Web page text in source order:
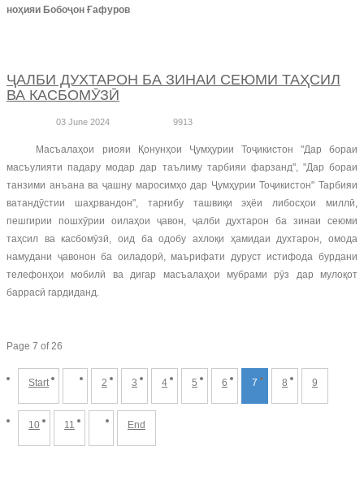
ноҳияи Бобоҷон Ғафуров
ҶАЛБИ ДУХТАРОН БА ЗИНАИ СЕЮМИ ТАҲСИЛ
ВА КАСБОМӮЗӢ
03 June 2024 9913
Масъалаҳои риояи Қонунҳои Ҷумҳурии Тоҷикистон "Дар бораи
масъулияти падару модар дар таълиму тарбияи фарзанд", "Дар бораи
танзими анъана ва ҷашну маросимҳо дар Ҷумҳурии Тоҷикистон" Тарбияи
ватандӯстии шаҳрвандон", тарғибу ташвиқи эҳёи либосҳои миллӣ,
пешгирии пошхӯрии оилаҳои ҷавон, ҷалби духтарон ба зинаи сеюми
таҳсил ва касбомӯзӣ, оид ба одобу ахлоқи ҳамидаи духтарон, омода
намудани ҷавонон ба оиладорӣ, маърифати дуруст истифода бурдани
телефонҳои мобилӣ ва дигар масъалаҳои мубрами рӯз дар мулоқот
баррасӣ гардиданд.
Page 7 of 26
Start 2 3 4 5 6 7 8 9
10 11 End